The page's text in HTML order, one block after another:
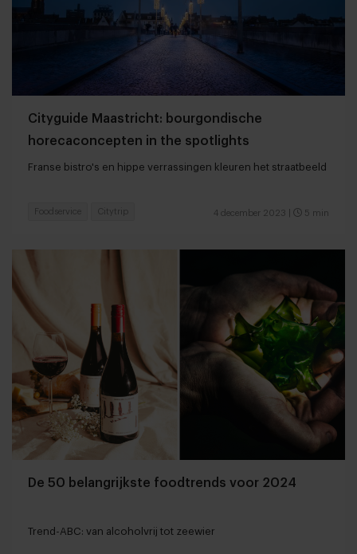
Cityguide Maastricht: bourgondische
horecaconcepten in the spotlights
Franse bistro's en hippe verrassingen kleuren het straatbeeld
4 december 2023 5 min
Foodservice Citytrip
De 50 belangrijkste foodtrends voor 2024
Trend-ABC: van alcoholvrij tot zeewier